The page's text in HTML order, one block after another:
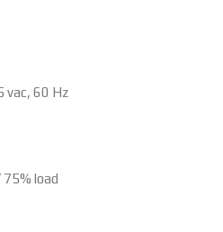
vac, 60 Hz
75% load